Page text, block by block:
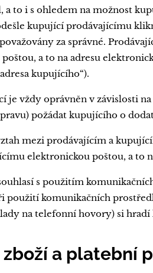
to i s ohledem na možnost
kupující prodávajícímu
za správné.
a to na adresu
kupujícího“).
je vždy oprávněn v závislosti
požádat kupujícího o
mezi prodávajícím a
elektronickou poštou, a to
s použitím
použití komunikačních
na telefonní hovory) si hradí
zboží a platební